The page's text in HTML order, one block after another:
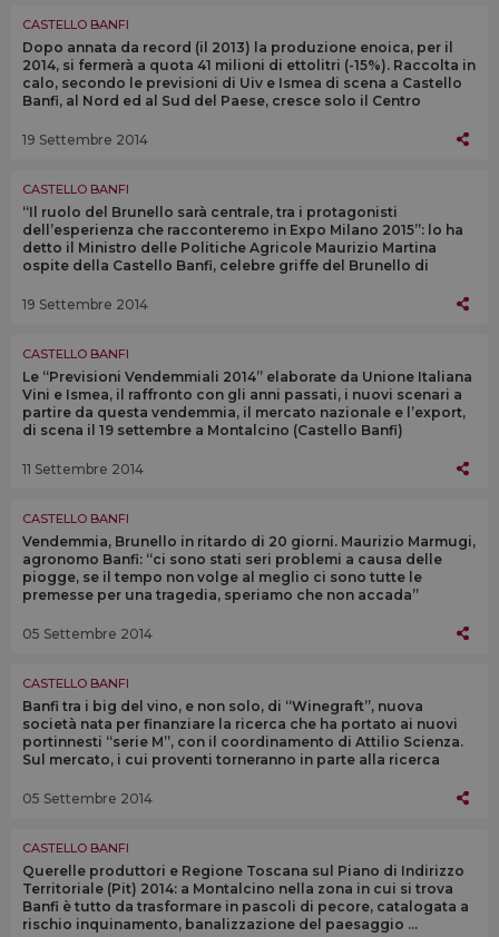
CASTELLO BANFI
Dopo annata da record (il 2013) la produzione enoica, per il
2014, si fermerà a quota 41 milioni di ettolitri (-15%). Raccolta in
calo, secondo le previsioni di Uiv e Ismea di scena a Castello
Banfi, al Nord ed al Sud del Paese, cresce solo il Centro
19 Settembre 2014
CASTELLO BANFI
“Il ruolo del Brunello sarà centrale, tra i protagonisti
dell’esperienza che racconteremo in Expo Milano 2015”: lo ha
detto il Ministro delle Politiche Agricole Maurizio Martina
ospite della Castello Banfi, celebre griffe del Brunello di
19 Settembre 2014
CASTELLO BANFI
Le “Previsioni Vendemmiali 2014” elaborate da Unione Italiana
Vini e Ismea, il raffronto con gli anni passati, i nuovi scenari a
partire da questa vendemmia, il mercato nazionale e l’export,
di scena il 19 settembre a Montalcino (Castello Banfi)
11 Settembre 2014
CASTELLO BANFI
Vendemmia, Brunello in ritardo di 20 giorni. Maurizio Marmugi,
agronomo Banfi: “ci sono stati seri problemi a causa delle
piogge, se il tempo non volge al meglio ci sono tutte le
premesse per una tragedia, speriamo che non accada”
05 Settembre 2014
CASTELLO BANFI
Banfi tra i big del vino, e non solo, di “Winegraft”, nuova
società nata per finanziare la ricerca che ha portato ai nuovi
portinnesti “serie M”, con il coordinamento di Attilio Scienza.
Sul mercato, i cui proventi torneranno in parte alla ricerca
05 Settembre 2014
CASTELLO BANFI
Querelle produttori e Regione Toscana sul Piano di Indirizzo
Territoriale (Pit) 2014: a Montalcino nella zona in cui si trova
Banfi è tutto da trasformare in pascoli di pecore, catalogata a
rischio inquinamento, banalizzazione del paesaggio ...